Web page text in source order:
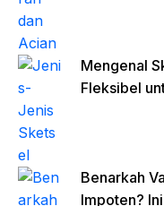
Mengenal
Fleksibel
Benarkah
Impoten?